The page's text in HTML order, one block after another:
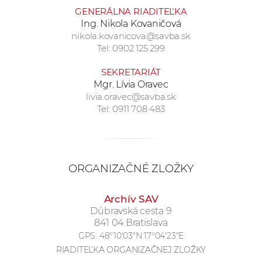
GENERÁLNA RIADITEĽKA
Ing. Nikola Kovaničová
nikola.kovanicova@savba.sk
Tel: 0902 125 299
SEKRETARIÁT
Mgr. Lívia Oravec
livia.oravec@savba.sk
Tel: 0911 708 483
ORGANIZAČNÉ ZLOŽKY
Archív SAV
Dúbravská cesta 9
841 04 Bratislava
GPS: 48°10'03"N 17°04'23"E
RIADITEĽKA ORGANIZAČNEJ ZLOŽKY